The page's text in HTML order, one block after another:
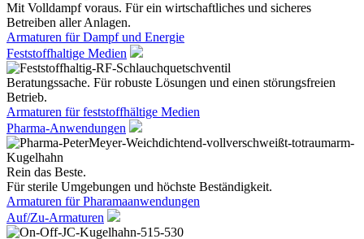
Mit Volldampf voraus. Für ein wirtschaftliches und sicheres
Betreiben aller Anlagen.
Armaturen für Dampf und Energie
Feststoffhaltige Medien
Beratungssache. Für robuste Lösungen und einen störungsfreien
Betrieb.
Armaturen für feststoffhältige Medien
Pharma-Anwendungen
Rein das Beste.
Für sterile Umgebungen und höchste Beständigkeit.
Armaturen für Pharamaanwendungen
Auf/Zu-Armaturen